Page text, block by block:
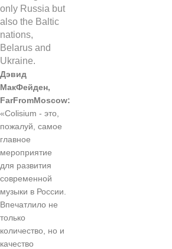
Дэвид
МакФейден,
FarFromMoscow:
«Colisium - это,
пожалуй, самое
главное
мероприятие
для развития
современной
музыки в России.
Впечатлило не
только
количество, но и
качество